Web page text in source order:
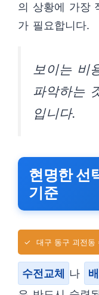
의 상황에 가장
가 필요합니다.
보이는 비
파악하는
입니다.
현명한 선
기준
✓ 대구 동구 괴전동
수전교체 나